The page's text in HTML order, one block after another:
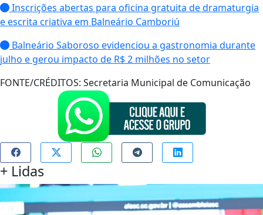
Inscrições abertas para oficina gratuita de dramaturgia
e escrita criativa em Balneário Camboriú
Balneário Saboroso evidenciou a gastronomia durante
julho e gerou impacto de R$ 2 milhões no setor
FONTE/CRÉDITOS: Secretaria Municipal de Comunicação
+ Lidas